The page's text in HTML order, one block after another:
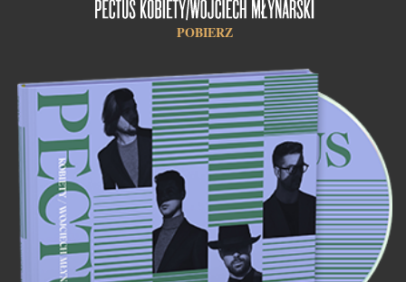
POBIERZ